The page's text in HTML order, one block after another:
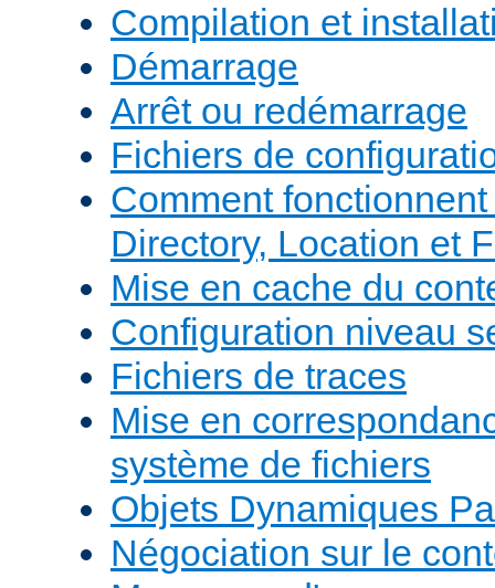
Compilation et
Démarrage
Arrêt ou redémarrage
Fichiers de
Comment
Directory, Location et
Mise en cache du
Configuration niveau
Fichiers de traces
Mise en
système de fichiers
Objets Dynamiques
Négociation sur le